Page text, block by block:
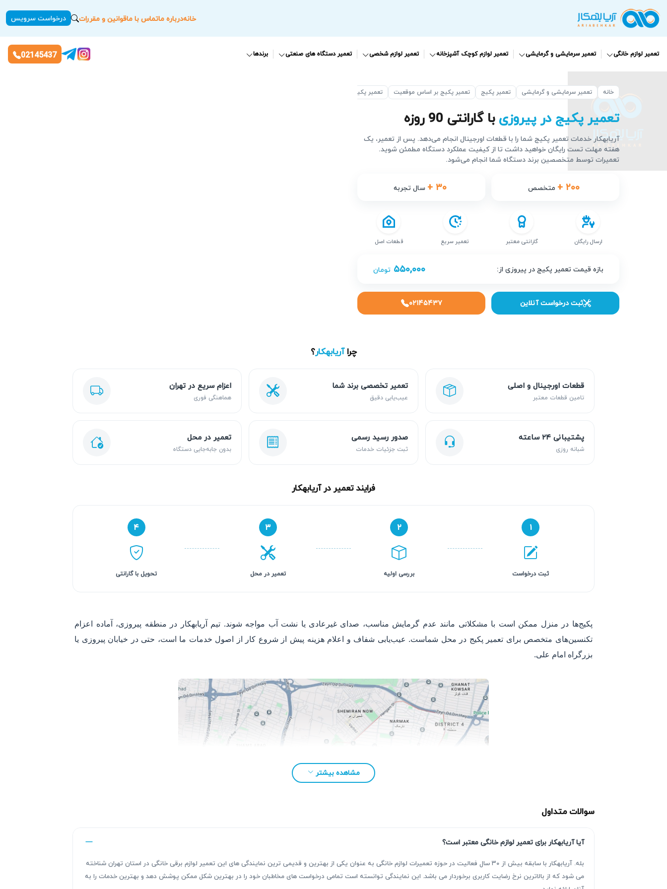
خانهدرباره ماتماس با ماقوانین و مقررات درخواست سرویس
تعمیر لوازم خانگی تعمیر سرمایشی و گرمایشی تعمیر لوازم کوچک آشپزخانه تعمیر لوازم شخصی تعمیر دستگاه های صنعتی برندها 02145437
خانه تعمیر سرمایشی و گرمایشی تعمیر پکیج تعمیر پکیج بر اساس موقعیت تعمیر پکیج در پیروزی
تعمیر پکیج در پیروزیبا گارانتی 90 روزه
آریابهکار خدمات تعمیر پکیج شما را با قطعات اورجینال انجام می‌دهد. پس از تعمیر، یک
هفته مهلت تست رایگان خواهید داشت تا از کیفیت عملکرد دستگاه مطمئن شوید.
تعمیرات توسط متخصصین برند دستگاه شما انجام می‌شود.
+ ۲۰۰ متخصص + ۳۰ سال تجربه
ارسال رایگان گارانتی معتبر تعمیر سریع قطعات اصل
بازه قیمت تعمیر پکیج در پیروزی از: ۵۵۰,۰۰۰ تومان
ثبت درخواست آنلاین ۰۲۱۴۵۴۳۷
چراآریابهکار؟
قطعات اورجینال و اصلی
تامین قطعات معتبر
تعمیر تخصصی برند شما
عیب‌یابی دقیق
اعزام سریع در تهران
هماهنگی فوری
پشتیبانی ۲۴ ساعته
شبانه روزی
صدور رسید رسمی
ثبت جزئیات خدمات
تعمیر در محل
بدون جابه‌جایی دستگاه
فرایند تعمیر در آریابهکار
۱
ثبت درخواست
۲
بررسی اولیه
۳
تعمیر در محل
۴
تحویل با گارانتی
پکیج‌ها در منزل ممکن است با مشکلاتی مانند عدم گرمایش مناسب، صدای غیرعادی یا نشت آب مواجه شوند. تیم آریابهکار در منطقه پیروزی، آماده اعزام
تکنسین‌های متخصص برای تعمیر پکیج در محل شماست. عیب‌یابی شفاف و اعلام هزینه پیش از شروع کار از اصول خدمات ما است، حتی در خیابان پیروزی یا
بزرگراه امام علی.
مشاهده بیشتر
سوالات متداول
آیا آریابهکار برای تعمیر لوازم خانگی معتبر است؟
بله. آریابهکار با سابقه بیش از ۳۰ سال فعالیت در حوزه تعمیرات لوازم خانگی به عنوان یکی از بهترین و قدیمی ترین نمایندگی های این تعمیر لوازم برقی خانگی در استان تهران شناخته
می شود که از بالاترین نرخ رضایت کاربری برخوردار می باشد. این نمایندگی توانسته است تمامی درخواست های مخاطبان خود را در بهترین شکل ممکن پوشش دهد و بهترین خدمات را به